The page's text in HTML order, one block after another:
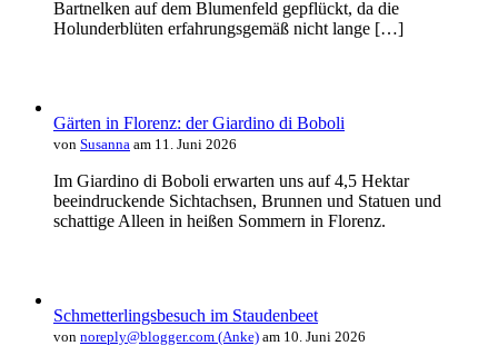
Bartnelken auf dem Blumenfeld gepflückt, da die
Holunderblüten erfahrungsgemäß nicht lange […]
Gärten in Florenz: der Giardino di Boboli
von Susanna am 11. Juni 2026
Im Giardino di Boboli erwarten uns auf 4,5 Hektar
beeindruckende Sichtachsen, Brunnen und Statuen und
schattige Alleen in heißen Sommern in Florenz.
Schmetterlingsbesuch im Staudenbeet
von noreply@blogger.com (Anke) am 10. Juni 2026